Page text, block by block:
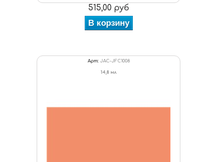
515,00 руб
В корзину
Арт: JAC-JFC1008
14,8 мл